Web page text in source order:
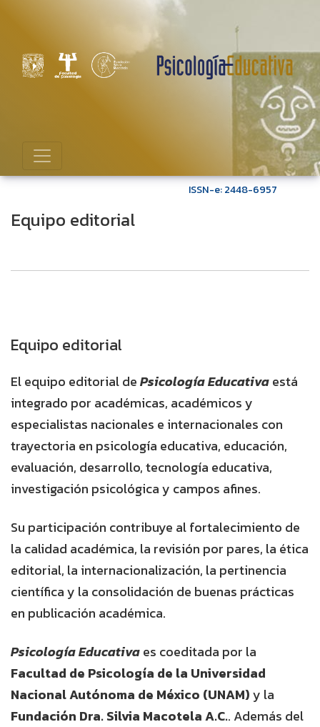
ISSN-e: 2448-6957
Equipo editorial
Equipo editorial
El equipo editorial dePsicología Educativaestá
integrado por académicas, académicos y
especialistas nacionales e internacionales con
trayectoria en psicología educativa, educación,
evaluación, desarrollo, tecnología educativa,
investigación psicológica y campos afines.
Su participación contribuye al fortalecimiento de
la calidad académica, la revisión por pares, la ética
editorial, la internacionalización, la pertinencia
científica y la consolidación de buenas prácticas
en publicación académica.
Psicología Educativaes coeditada por la
Facultad de Psicología de la Universidad
Nacional Autónoma de México (UNAM)y la
Fundación Dra. Silvia Macotela A.C.. Además del